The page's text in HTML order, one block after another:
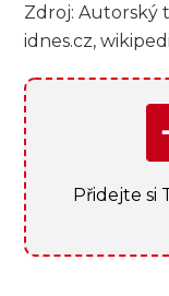
Zdroj: Autorský
idnes.cz,
Přidejte si